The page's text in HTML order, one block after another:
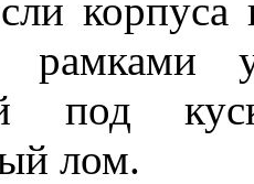
корпуса
под
лом.